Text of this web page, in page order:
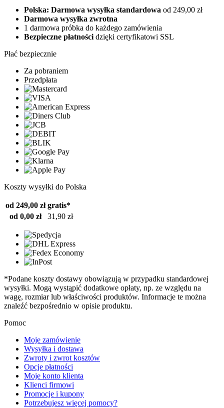
Polska: Darmowa wysyłka standardowa od 249,00 zł
Darmowa wysyłka zwrotna
1 darmowa próbka do każdego zamówienia
Bezpieczne płatnościdzięki certyfikatowi SSL
Płać bezpiecznie
Za pobraniem
Przedpłata
Koszty wysyłki do Polska
od 249,00 zł gratis*
od 0,00 zł
31,90 zł
*Podane koszty dostawy obowiązują w przypadku standardowej
wysyłki. Mogą wystąpić dodatkowe opłaty, np. ze względu na
wagę, rozmiar lub właściwości produktów. Informacje te można
znaleźć bezpośrednio w opisie produktu.
Pomoc
Moje zamówienie
Wysyłka i dostawa
Zwroty i zwrot kosztów
Opcje płatności
Moje konto klienta
Klienci firmowi
Promocje i kupony
Potrzebujesz więcej pomocy?